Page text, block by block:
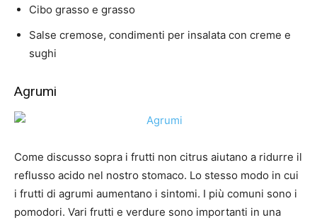
Cibo grasso e grasso
Salse cremose, condimenti per insalata con creme e
sughi
Agrumi
Come discusso sopra i frutti non citrus aiutano a ridurre il
reflusso acido nel nostro stomaco. Lo stesso modo in cui
i frutti di agrumi aumentano i sintomi. I più comuni sono i
pomodori. Vari frutti e verdure sono importanti in una